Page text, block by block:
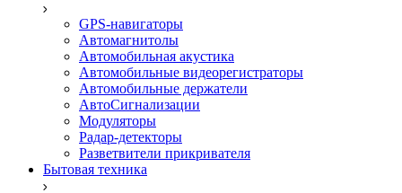
GPS-навигаторы
Автомагнитолы
Автомобильная акустика
Автомобильные видеорегистраторы
Автомобильные держатели
АвтоСигнализации
Модуляторы
Радар-детекторы
Разветвители прикривателя
Бытовая техника